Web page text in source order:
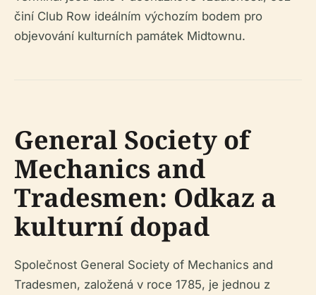
činí Club Row ideálním výchozím bodem pro
objevování kulturních památek Midtownu.
General Society of
Mechanics and
Tradesmen: Odkaz a
kulturní dopad
Společnost General Society of Mechanics and
Tradesmen, založená v roce 1785, je jednou z